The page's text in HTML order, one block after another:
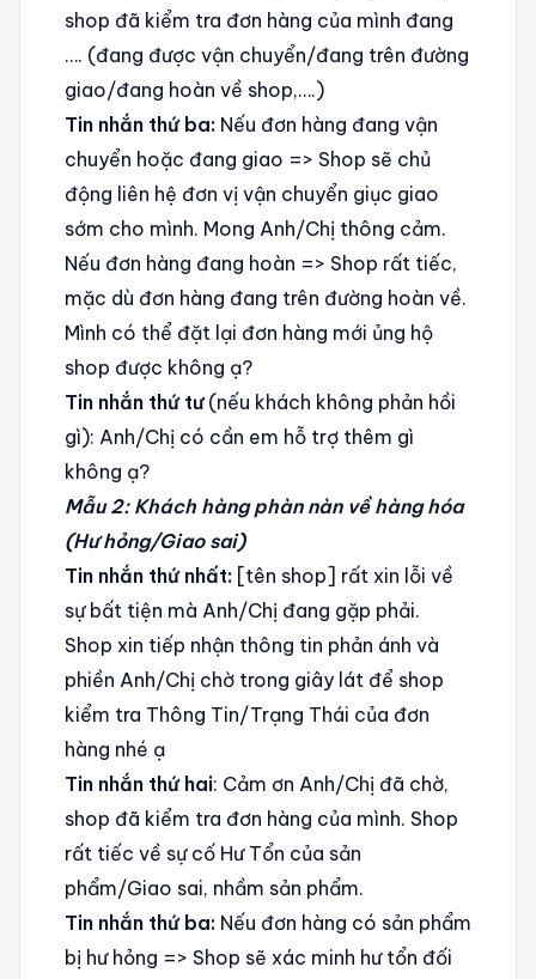
shop đã kiểm tra đơn hàng của mình đang
…. (đang được vận chuyển/đang trên đường
giao/đang hoàn về shop,….)
Tin nhắn thứ ba:Nếu đơn hàng đang vận
chuyển hoặc đang giao => Shop sẽ chủ
động liên hệ đơn vị vận chuyển giục giao
sớm cho mình. Mong Anh/Chị thông cảm.
Nếu đơn hàng đang hoàn => Shop rất tiếc,
mặc dù đơn hàng đang trên đường hoàn về.
Mình có thể đặt lại đơn hàng mới ủng hộ
shop được không ạ?
Tin nhắn thứ tư(nếu khách không phản hồi
gì): Anh/Chị có cần em hỗ trợ thêm gì
không ạ?
Mẫu 2: Khách hàng phàn nàn về hàng hóa
(Hư hỏng/Giao sai)
Tin nhắn thứ nhất:[tên shop] rất xin lỗi về
sự bất tiện mà Anh/Chị đang gặp phải.
Shop xin tiếp nhận thông tin phản ánh và
phiền Anh/Chị chờ trong giây lát để shop
kiểm tra Thông Tin/Trạng Thái của đơn
hàng nhé ạ
Tin nhắn thứ hai: Cảm ơn Anh/Chị đã chờ,
shop đã kiểm tra đơn hàng của mình. Shop
rất tiếc về sự cố Hư Tổn của sản
phẩm/Giao sai, nhầm sản phẩm.
Tin nhắn thứ ba:Nếu đơn hàng có sản phẩm
bị hư hỏng => Shop sẽ xác minh hư tổn đối